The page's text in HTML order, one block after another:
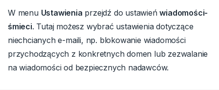
W menu Ustawienia przejdź do ustawieńwiadomości-
śmieci. Tutaj możesz wybrać ustawienia dotyczące
niechcianych e-maili, np. blokowanie wiadomości
przychodzących z konkretnych domen lub zezwalanie
na wiadomości od bezpiecznych nadawców.